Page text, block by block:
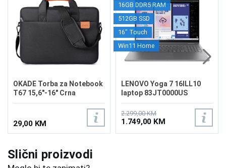
OKADE Torba za Notebook
T67 15,6"-16" Crna
29,00 KM
16GB DDR5 RAM
512GB SSD
16" Touch
Win11 Home
LENOVO Yoga 7 16ILL10
laptop 83JT0000US
2.299,00 KM
1.749,00 KM
Slični proizvodi